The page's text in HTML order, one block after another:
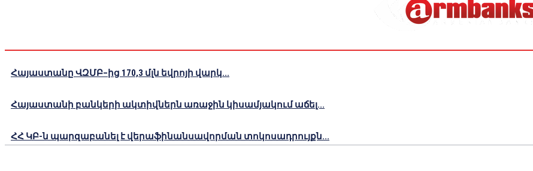
Հայաստանը ՎԶՄԲ–ից 170,3 մլն եվրոյի վարկ...
Հայաստանի բանկերի ակտիվներն առաջին կիսամյակում աճել...
ՀՀ ԿԲ-ն պարզաբանել է վերաֆինանսավորման տոկոսադրույքն...